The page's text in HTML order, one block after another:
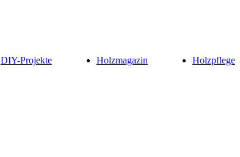
DIY-Projekte Holzmagazin
Holzpflege